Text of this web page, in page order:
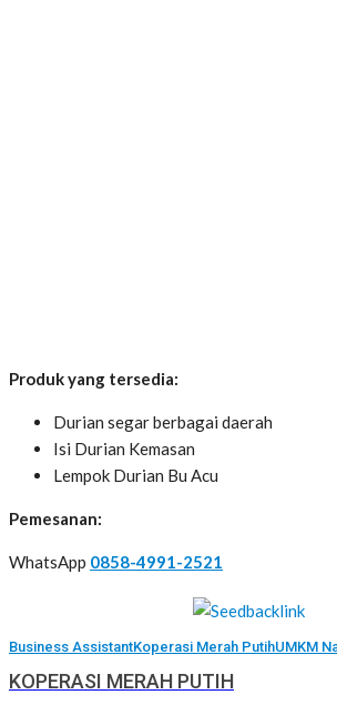
Produk yang tersedia:
Durian segar berbagai daerah
Isi Durian Kemasan
Lempok Durian Bu Acu
Pemesanan:
WhatsApp 0858-4991-2521
Business AssistantKoperasi Merah PutihUMKM
KOPERASI MERAH PUTIH